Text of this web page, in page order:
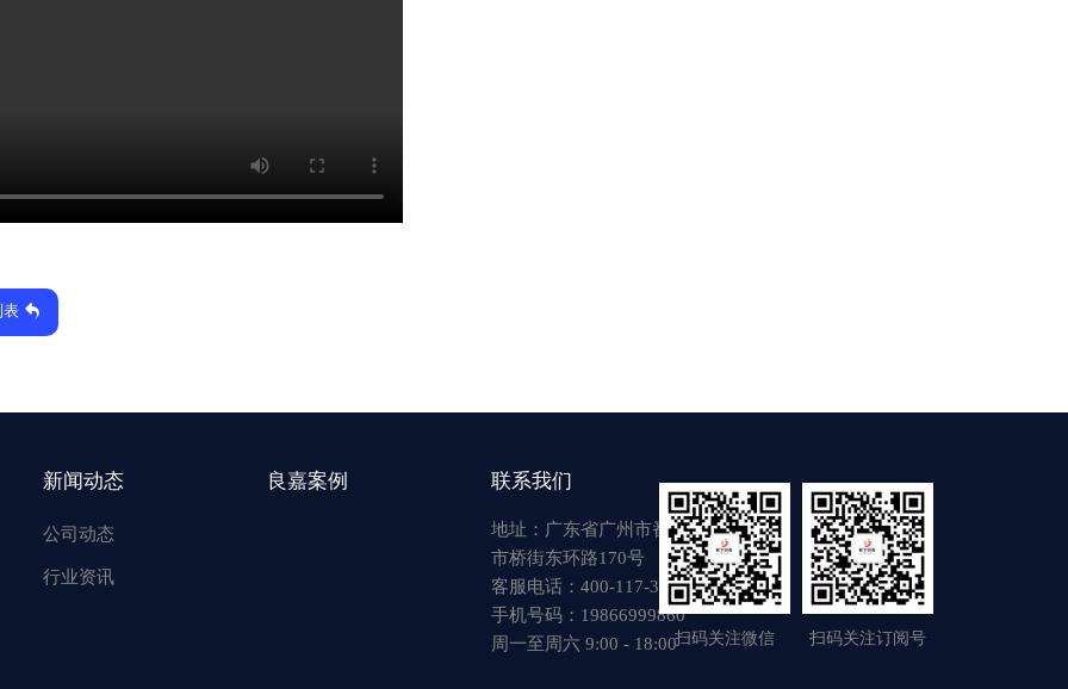
表
新闻动态
公司动态
行业资讯
良嘉案例 联系我们
地址：广东省广州市番禺区
市桥街东环路170号
客服电话：400-117-3917
手机号码：19866999860
周一至周六 9:00 - 18:00扫码关注微信 扫码关注订阅号